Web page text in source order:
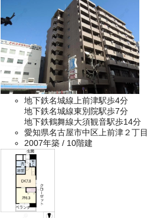
地下鉄名城線上前津駅歩4分
地下鉄名城線東別院駅歩7分
地下鉄鶴舞線大須観音駅歩14分
愛知県名古屋市中区上前津２丁目
2007年築 / 10階建